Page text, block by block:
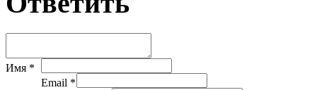
Имя *
Email *